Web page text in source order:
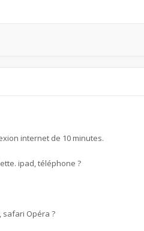
internet de 10 minutes.
ipad, téléphone ?
safari Opéra ?